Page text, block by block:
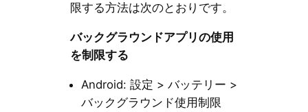
限する方法は次のとおりです。
バックグラウンドアプリの使用
を制限する
Android: 設定 > バッテリー >
バックグラウンド使用制限